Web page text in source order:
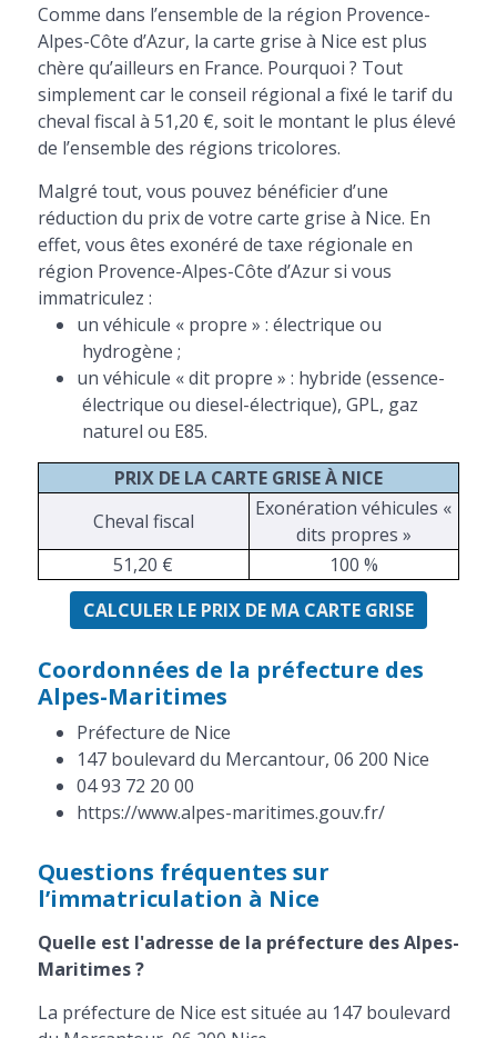
Comme dans l’ensemble de la région Provence-
Alpes-Côte d’Azur, la carte grise à Nice est plus
chère qu’ailleurs en France. Pourquoi ? Tout
simplement car le conseil régional a fixé le tarif du
cheval fiscal à 51,20 €, soit le montant le plus élevé
de l’ensemble des régions tricolores.
Malgré tout, vous pouvez bénéficier d’une
réduction du prix de votre carte grise à Nice. En
effet, vous êtes exonéré de taxe régionale en
région Provence-Alpes-Côte d’Azur si vous
immatriculez :
un véhicule « propre » : électrique ou
hydrogène ;
un véhicule « dit propre » : hybride (essence-
électrique ou diesel-électrique), GPL, gaz
naturel ou E85.
PRIX DE LA CARTE GRISE À NICE
Cheval fiscal
Exonération véhicules «
dits propres »
51,20 €
100 %
CALCULER LE PRIX DE MA CARTE GRISE
Coordonnées de la préfecture des
Alpes-Maritimes
Préfecture de Nice
147 boulevard du Mercantour, 06 200 Nice
04 93 72 20 00
https://www.alpes-maritimes.gouv.fr/
Questions fréquentes sur
l’immatriculation à Nice
Quelle est l'adresse de la préfecture des Alpes-
Maritimes ?
La préfecture de Nice est située au 147 boulevard